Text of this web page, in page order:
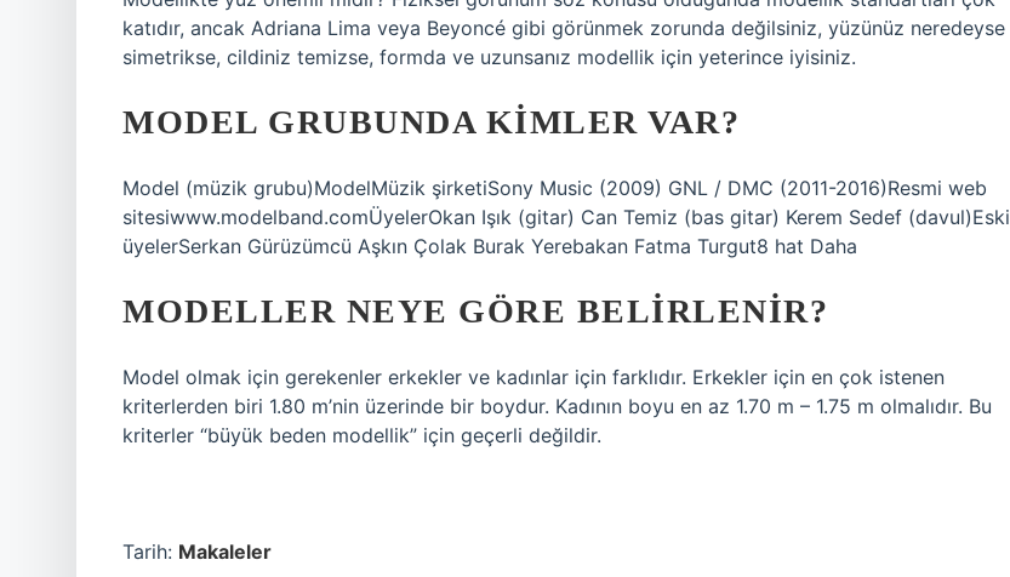
katıdır, ancak Adriana Lima veya Beyoncé gibi görünmek zorunda değilsiniz, yüzünüz neredeyse
simetrikse, cildiniz temizse, formda ve uzunsanız modellik için yeterince iyisiniz.
MODEL GRUBUNDA KIMLER VAR?
Model (müzik grubu)ModelMüzik şirketiSony Music (2009) GNL / DMC (2011-2016)Resmi web
sitesiwww.modelband.comÜyelerOkan Işık (gitar) Can Temiz (bas gitar) Kerem Sedef (davul)Eski
üyelerSerkan Gürüzümcü Aşkın Çolak Burak Yerebakan Fatma Turgut8 hat Daha
MODELLER NEYE GÖRE BELIRLENIR?
Model olmak için gerekenler erkekler ve kadınlar için farklıdır. Erkekler için en çok istenen
kriterlerden biri 1.80 m’nin üzerinde bir boydur. Kadının boyu en az 1.70 m – 1.75 m olmalıdır. Bu
kriterler “büyük beden modellik” için geçerli değildir.
Tarih: Makaleler